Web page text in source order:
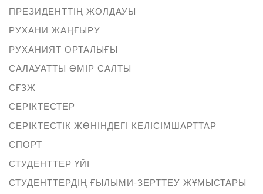
ПРЕЗИДЕНТТІҢ ЖОЛДАУЫ
РУХАНИ ЖАҢҒЫРУ
РУХАНИЯТ ОРТАЛЫҒЫ
САЛАУАТТЫ ӨМІР САЛТЫ
СҒЗЖ
СЕРІКТЕСТЕР
СЕРІКТЕСТІК ЖӨНІНДЕГІ КЕЛІСІМШАРТТАР
СПОРТ
СТУДЕНТТЕР ҮЙІ
СТУДЕНТТЕРДІҢ ҒЫЛЫМИ-ЗЕРТТЕУ ЖҰМЫСТАРЫ